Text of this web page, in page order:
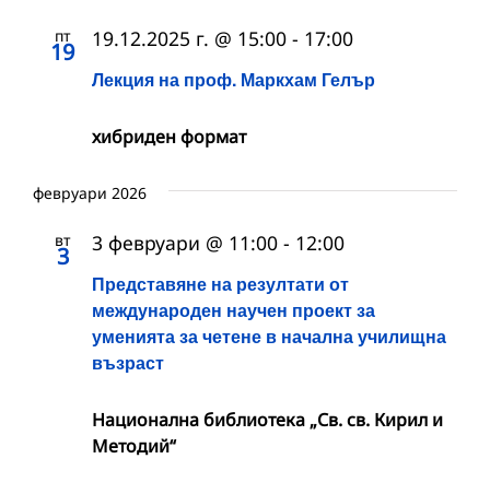
пт
19
Лекция на проф. Маркхам Гелър
19.12.2025 г. @ 15:00 - 17:00
хибриден формат
февруари 2026
вт
3
Представяне на резултати от
международен научен проект за
уменията за четене в начална училищна
възраст
3 февруари @ 11:00 - 12:00
Национална библиотека „Св. св. Кирил и
Методий“